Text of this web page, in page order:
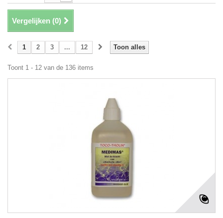
Vergelijken (0)
Toon alles
1 2 3 ... 12
Toont 1 - 12 van de 136 items